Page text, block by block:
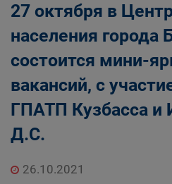
города
Разное
Государственные
информируют
Государственное
«Кадровый центр
Центр занятости
27 октября в
населения города
состоится мини-
вакансий, с
ГПАТП Кузбасса и
Д.С.
26.10.2021